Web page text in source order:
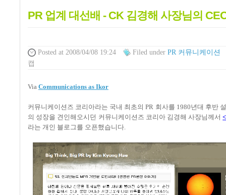
PR 업계 대선배 - CK 김경해 사장님의
Posted at 2008/04/08 19:24 Filedunder PR 커뮤니케이션
캡
Via Communications as Ikor
커뮤니케이션즈 코리아라는 국내 최초의 PR 회사를 1980년대 후반
의 성장을 견인해오시던 커뮤니케이션즈 코리아 김경해 사장님께서
라는 개인 블로그를 오픈했습니다.